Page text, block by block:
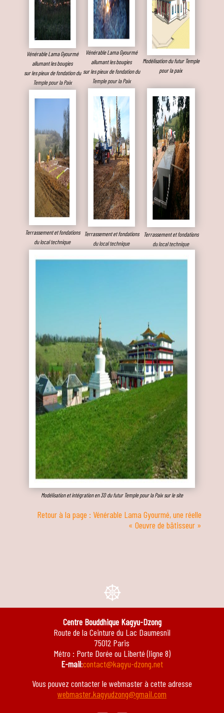
Vénérable Lama Gyourmé
allumant les bougies
sur les pieux de fondation du
Temple pour la Paix
Vénérable Lama Gyourmé
allumant les bougies
sur les pieux de fondation du
Temple pour la Paix
Modélisation du futur Temple
pour la paix
Terrassement et fondations
du local technique
Terrassement et fondations
du local technique
Terrassement et fondations
du local technique
Modélisation et intégration en 3D du futur Temple pour la Paix sur le site
Retour à la page : Vénérable Lama Gyourmé, une réelle
« Oeuvre de bâtisseur »
e
Centre Bouddhique Kagyu-Dzong
Route de la Ceinture du Lac Daumesnil
75012 Paris
Métro : Porte Dorée ou Liberté (ligne 8)
E-mail:contact@kagyu-dzong.net
Vous pouvez contacter le webmaster à cette adresse
webmaster.kagyudzong@gmail.com